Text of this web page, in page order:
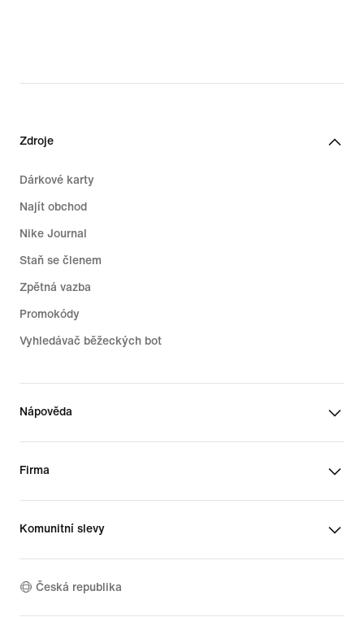
Zdroje
Dárkové karty
Najít obchod
Nike Journal
Staň se členem
Zpětná vazba
Promokódy
Vyhledávač běžeckých bot
Nápověda
Firma
Komunitní slevy
Česká republika